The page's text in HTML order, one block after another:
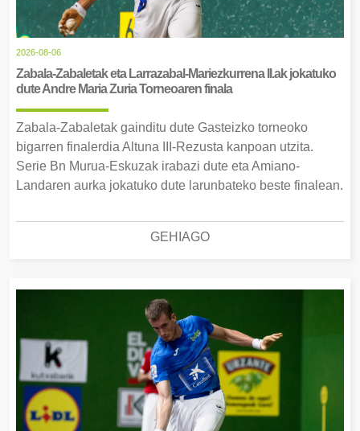
2026-08-06
Zabala-Zabaletak eta Larrazabal-Mariezkurrena II.ak jokatuko
dute Andre Maria Zuria Torneoaren finala
Zabala-Zabaletak gainditu dute Gasteizko torneoko
bigarren finalerdia Altuna III-Rezusta kanpoan utzita.
Serie Bn Murua-Eskuzak irabazi dute eta Amiano-
Landaren aurka jokatuko dute larunbateko beste finalean.
GEHIAGO